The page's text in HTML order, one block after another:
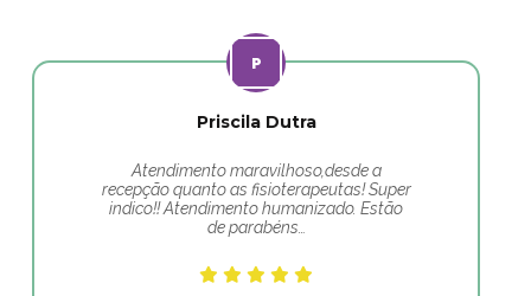
Priscila Dutra
Atendimento maravilhoso,desde a
recepção quanto as fisioterapeutas! Super
indico!! Atendimento humanizado. Estão
de parabéns…